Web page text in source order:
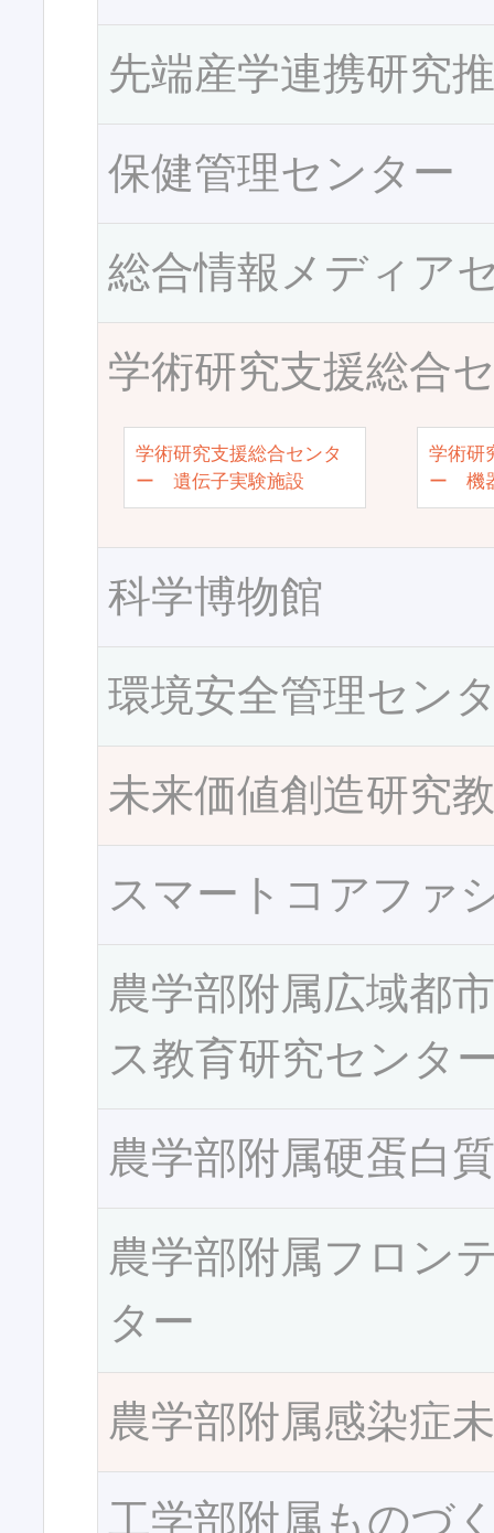
先端産学連携研究
保健管理センター
総合情報メディア
学術研究支援総合
学術研究支援総合センタ
ー 遺伝子実験施設
学術研
ー 機
科学博物館
環境安全管理セン
未来価値創造研究
スマートコアファ
農学部附属広域都
ス教育研究センタ
農学部附属硬蛋白
農学部附属フロン
ター
農学部附属感染症
工学部附属ものづ